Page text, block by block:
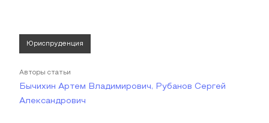
Юриспруденция
Авторы статьи
Бычихин Артем Владимирович, Рубанов Сергей
Александрович